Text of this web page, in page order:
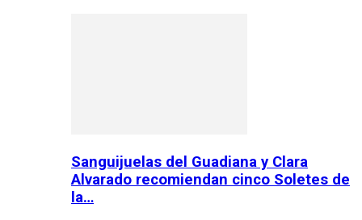
Sanguijuelas del Guadiana y Clara
Alvarado recomiendan cinco Soletes de
la…